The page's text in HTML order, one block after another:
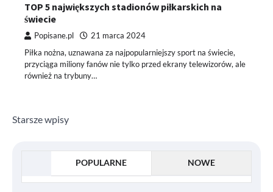
TOP 5 największych stadionów piłkarskich na
świecie
Popisane.pl 21 marca 2024
Piłka nożna, uznawana za najpopularniejszy sport na świecie,
przyciąga miliony fanów nie tylko przed ekrany telewizorów, ale
również na trybuny…
Nawigacja
Starsze wpisy
POPULARNE NOWE